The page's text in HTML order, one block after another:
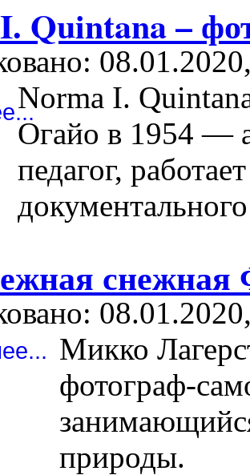
Quintana –
Norma I.
Огайо в 1954 —
педагог,
Микко
фотограф-
природы.